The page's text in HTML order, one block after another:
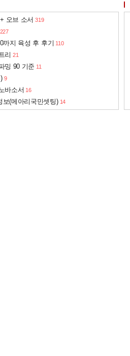
개 피해 +12%
오브 소서 319
227
까지 육성 후 후기 110
리 21
밍 90 기준 11
9
바소서 16
보(메아리국민셋팅) 14